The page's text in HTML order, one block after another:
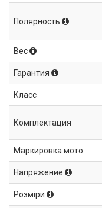
Полярность
Вес
Гарантия
Класс
Комплектация
Маркировка мото
Напряжение
Розміри